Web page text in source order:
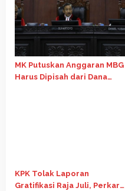
MK Putuskan Anggaran MBG
Harus Dipisah dari Dana
KPK Tolak Laporan
Gratifikasi Raja Juli, Perkara